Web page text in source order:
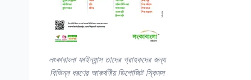
লংকাবাংলা ফাইন্যান্স তাদের গ্রাহকদের জন্য
বিভিন্ন ধরণের আকর্ষণীয় ডিপোজিট স্কিমস